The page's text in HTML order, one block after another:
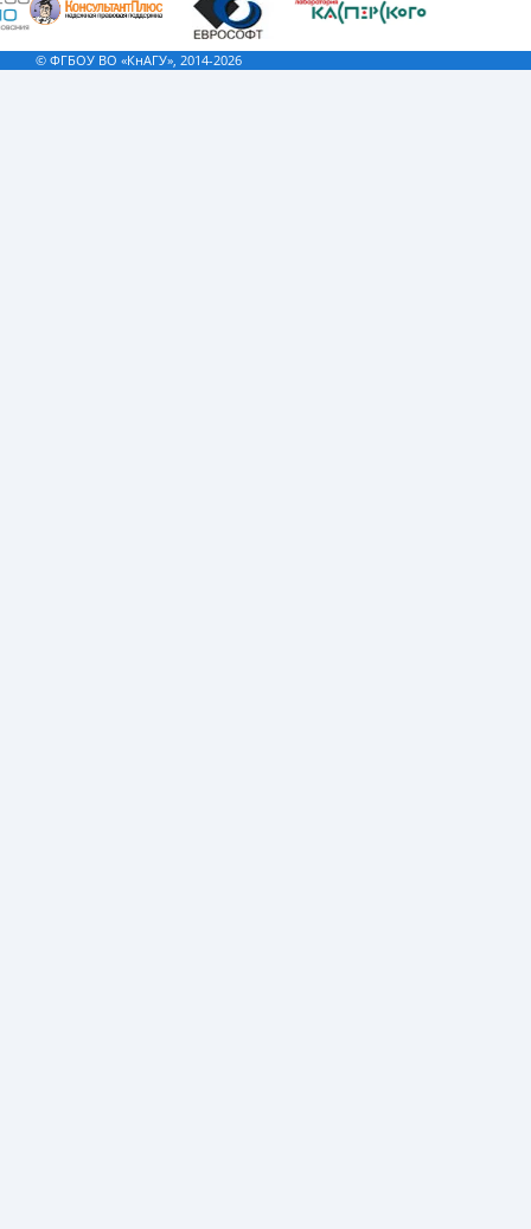
© ФГБОУ ВО «КнАГУ», 2014-2026